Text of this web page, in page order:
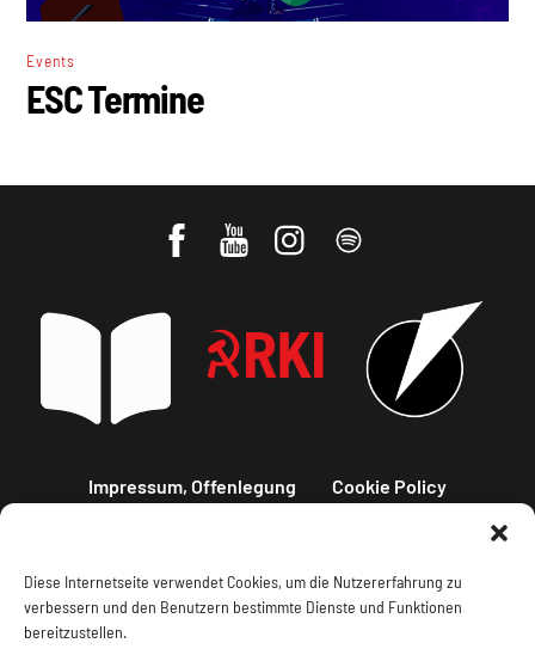
Diese Internetseite verwendet Cookies, um die Nutzererfahrung zu
verbessern und den Benutzern bestimmte Dienste und Funktionen
bereitzustellen.
Events
ESC Termine
Impressum, Offenlegung Cookie Policy